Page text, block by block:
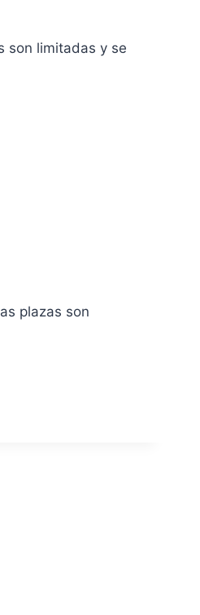
son limitadas y se
plazas son